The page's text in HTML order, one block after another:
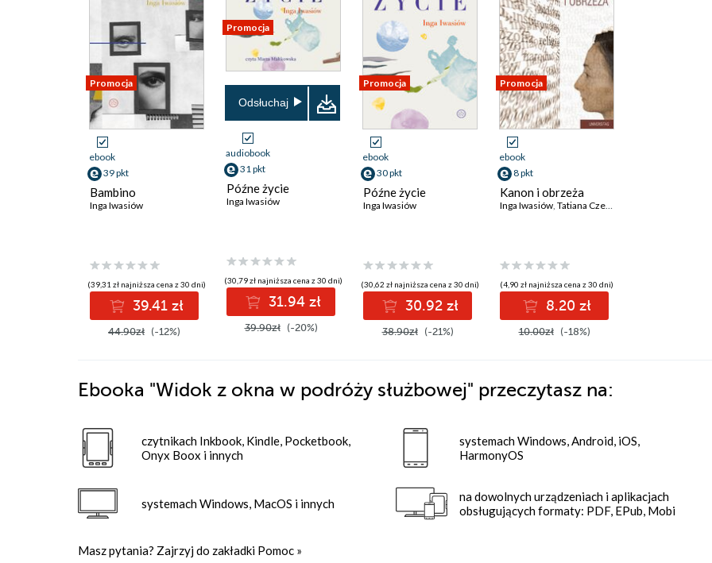
Promocja
ebook
39 pkt
Bambino
Inga Iwasiów
(39,31 zł najniższa cena z 30 dni)
39.41 zł
44.90zł (-12%)
Promocja
Odsłuchaj
audiobook
31 pkt
Późne życie
Inga Iwasiów
(30,79 zł najniższa cena z 30 dni)
31.94 zł
39.90zł (-20%)
Promocja
ebook
30 pkt
Późne życie
Inga Iwasiów
(30,62 zł najniższa cena z 30 dni)
30.92 zł
38.90zł (-21%)
Promocja
ebook
8 pkt
Kanon i obrzeża
Inga Iwasiów, Tatiana Czerska
(4,90 zł najniższa cena z 30 dni)
8.20 zł
10.00zł (-18%)
Ebooka "Widok z okna w podróży służbowej" przeczytasz na:
czytnikach Inkbook, Kindle, Pocketbook,
Onyx Boox i innych
systemach Windows, MacOS i innych
systemach Windows, Android, iOS,
HarmonyOS
na dowolnych urządzeniach i aplikacjach
obsługujących formaty: PDF, EPub, Mobi
Masz pytania? Zajrzyj do zakładki Pomoc »